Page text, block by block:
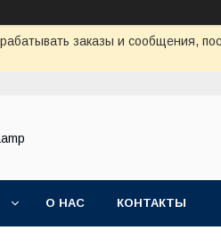
заказы и сообщения,
О НАС КОНТАКТЫ